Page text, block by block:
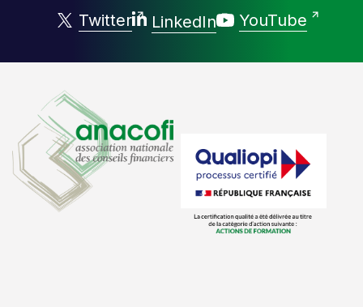
Twitter LinkedIn YouTube